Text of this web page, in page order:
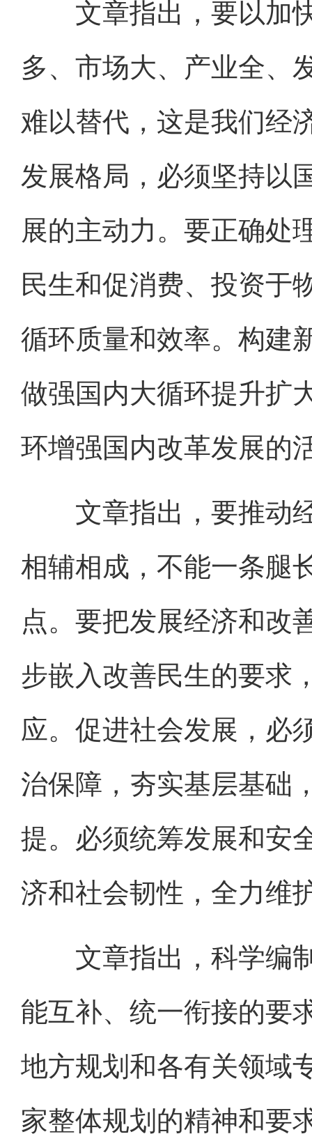
文章指出，要以加快
多、市场大、产业全、
难以替代，这是我们经
发展格局，必须坚持以
展的主动力。要正确处
民生和促消费、投资于
循环质量和效率。构建
做强国内大循环提升扩
环增强国内改革发展的
文章指出，要推动经
相辅相成，不能一条腿
点。要把发展经济和改
步嵌入改善民生的要求
应。促进社会发展，必
治保障，夯实基层基础
提。必须统筹发展和安
济和社会韧性，全力维
文章指出，科学编制
能互补、统一衔接的要
地方规划和各有关领域
家整体规划的精神和要